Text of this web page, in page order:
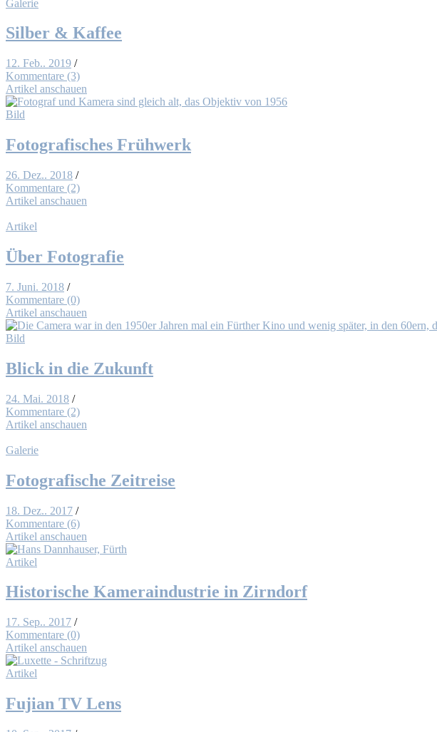
Galerie
Sil­ber & Kaf­fee
12. Feb.. 2019 /
Kommentare (3)
Artikel anschauen
Bild
Fo­to­gra­fi­sches Früh­werk
26. Dez.. 2018 /
Kommentare (2)
Artikel anschauen
Artikel
Über Fo­to­gra­fie
7. Juni. 2018 /
Kommentare (0)
Artikel anschauen
Bild
Blick in die Zu­kunft
24. Mai. 2018 /
Kommentare (2)
Artikel anschauen
Galerie
Fo­to­gra­fi­sche Zeit­rei­se
18. Dez.. 2017 /
Kommentare (6)
Artikel anschauen
Artikel
His­to­ri­sche Ka­me­ra­in­dus­trie in Zirn­dorf
17. Sep.. 2017 /
Kommentare (0)
Artikel anschauen
Artikel
Fu­ji­an TV Lens